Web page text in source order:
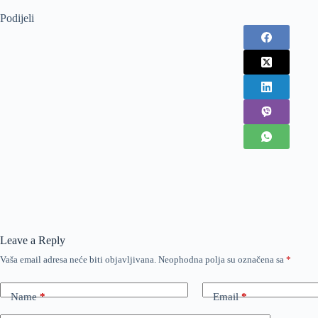
Podijeli
Leave a Reply
Vaša email adresa neće biti objavljivana. Neophodna polja su označena sa *
Name* Email*